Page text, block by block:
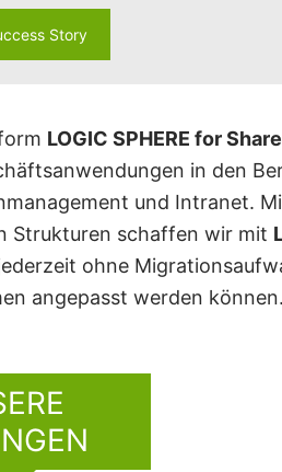
Story
LOGIC SPHERE for
in den
und Intranet.
Strukturen schaffen wir mit
ohne
angepasst werden